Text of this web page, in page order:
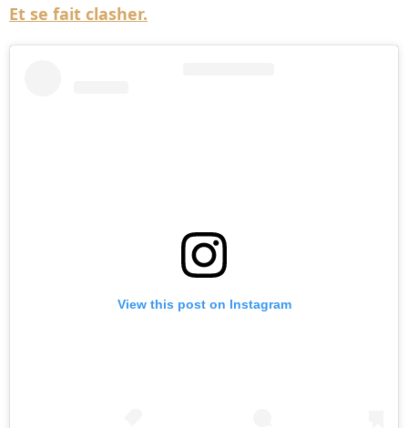
Et se fait clasher.
View this post on Instagram